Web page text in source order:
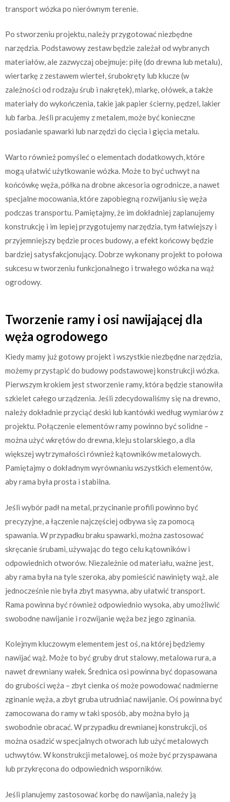
transport wózka po nierównym terenie.
Po stworzeniu projektu, należy przygotować niezbędne
narzędzia. Podstawowy zestaw będzie zależał od wybranych
materiałów, ale zazwyczaj obejmuje: piłę (do drewna lub metalu),
wiertarkę z zestawem wierteł, śrubokręty lub klucze (w
zależności od rodzaju śrub i nakrętek), miarkę, ołówek, a także
materiały do wykończenia, takie jak papier ścierny, pędzel, lakier
lub farba. Jeśli pracujemy z metalem, może być konieczne
posiadanie spawarki lub narzędzi do cięcia i gięcia metalu.
Warto również pomyśleć o elementach dodatkowych, które
mogą ułatwić użytkowanie wózka. Może to być uchwyt na
końcówkę węża, półka na drobne akcesoria ogrodnicze, a nawet
specjalne mocowania, które zapobiegną rozwijaniu się węża
podczas transportu. Pamiętajmy, że im dokładniej zaplanujemy
konstrukcję i im lepiej przygotujemy narzędzia, tym łatwiejszy i
przyjemniejszy będzie proces budowy, a efekt końcowy będzie
bardziej satysfakcjonujący. Dobrze wykonany projekt to połowa
sukcesu w tworzeniu funkcjonalnego i trwałego wózka na wąż
ogrodowy.
Tworzenie ramy i osi nawijającej dla
węża ogrodowego
Kiedy mamy już gotowy projekt i wszystkie niezbędne narzędzia,
możemy przystąpić do budowy podstawowej konstrukcji wózka.
Pierwszym krokiem jest stworzenie ramy, która będzie stanowiła
szkielet całego urządzenia. Jeśli zdecydowaliśmy się na drewno,
należy dokładnie przyciąć deski lub kantówki według wymiarów z
projektu. Połączenie elementów ramy powinno być solidne –
można użyć wkrętów do drewna, kleju stolarskiego, a dla
większej wytrzymałości również kątowników metalowych.
Pamiętajmy o dokładnym wyrównaniu wszystkich elementów,
aby rama była prosta i stabilna.
Jeśli wybór padł na metal, przycinanie profili powinno być
precyzyjne, a łączenie najczęściej odbywa się za pomocą
spawania. W przypadku braku spawarki, można zastosować
skręcanie śrubami, używając do tego celu kątowników i
odpowiednich otworów. Niezależnie od materiału, ważne jest,
aby rama była na tyle szeroka, aby pomieścić nawinięty wąż, ale
jednocześnie nie była zbyt masywna, aby ułatwić transport.
Rama powinna być również odpowiednio wysoka, aby umożliwić
swobodne nawijanie i rozwijanie węża bez jego zginania.
Kolejnym kluczowym elementem jest oś, na której będziemy
nawijać wąż. Może to być gruby drut stalowy, metalowa rura, a
nawet drewniany wałek. Średnica osi powinna być dopasowana
do grubości węża – zbyt cienka oś może powodować nadmierne
zginanie węża, a zbyt gruba utrudniać nawijanie. Oś powinna być
zamocowana do ramy w taki sposób, aby można było ją
swobodnie obracać. W przypadku drewnianej konstrukcji, oś
można osadzić w specjalnych otworach lub użyć metalowych
uchwytów. W konstrukcji metalowej, oś może być przyspawana
lub przykręcona do odpowiednich wsporników.
Jeśli planujemy zastosować korbę do nawijania, należy ją